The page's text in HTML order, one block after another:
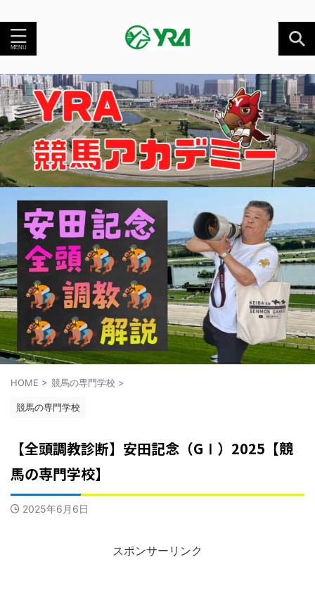
HOME > 競馬の専門学校 >
競馬の専門学校
【全頭調教診断】安田記念（GⅠ）2025【競
馬の専門学校】
2025年6月6日
スポンサーリンク